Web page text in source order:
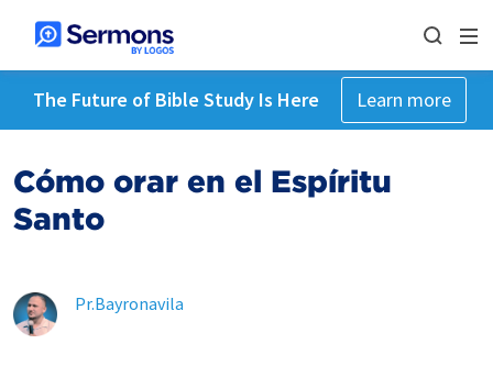
The Future of Bible Study Is Here Learn more
Cómo orar en el Espíritu
Santo
Pr.Bayronavila